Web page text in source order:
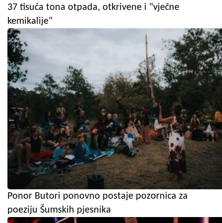
37 tisuća tona otpada, otkrivene i "vječne
kemikalije"
Ponor Butori ponovno postaje pozornica za
poeziju Šumskih pjesnika